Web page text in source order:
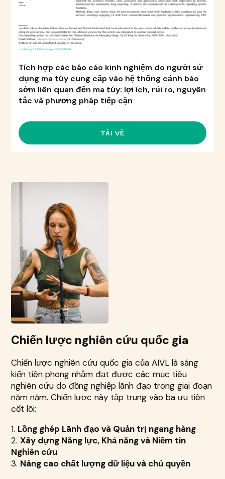
Tích hợp các báo cáo kinh nghiệm do người sử
dụng ma túy cung cấp vào hệ thống cảnh báo
sớm liên quan đến ma túy: lợi ích, rủi ro, nguyên
tắc và phương pháp tiếp cận
TẢI VỀ
Chiến lược nghiên cứu quốc gia
Chiến lược nghiên cứu quốc gia của AIVL là sáng
kiến tiên phong nhằm đạt được các mục tiêu
nghiên cứu do đồng nghiệp lãnh đạo trong giai đoạn
năm năm. Chiến lược này tập trung vào ba ưu tiên
cốt lõi:
1. Lồng ghép Lãnh đạo và Quản trị ngang hàng
2.Xây dựng Năng lực, Khả năng và Niềm tin
Nghiên cứu
3. Nâng cao chất lượng dữ liệu và chủ quyền